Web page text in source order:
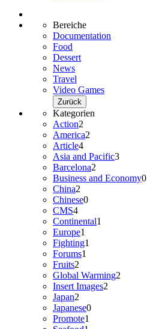
Bereiche
Documentation
Food
Dessert
News
Travel
Video Games
Zurück
Kategorien
Action2
America2
Article4
Asia and Pacific3
Barcelona2
Business and Economy0
China2
Chinese0
CMS4
Continental1
Europe1
Fighting1
Forums1
Fruits2
Global Warming2
Insert Images2
Japan2
Japanese0
Promote1